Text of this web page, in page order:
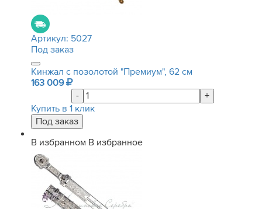
Артикул: 5027
Под заказ
Кинжал с позолотой "Премиум", 62 см
163 009
-
+
Купить в 1 клик
В избранном В избранное